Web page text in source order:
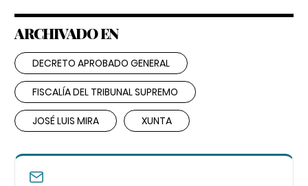
ARCHIVADO EN
DECRETO APROBADO GENERAL
FISCALÍA DEL TRIBUNAL SUPREMO
JOSÉ LUIS MIRA XUNTA